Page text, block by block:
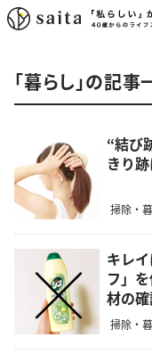
「暮らし」の記事
“結び
きり
掃除・
キレ
フ」
材の確
掃除・